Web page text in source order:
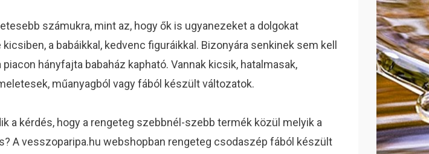
számukra, mint az, hogy ők is ugyanezeket a dolgokat
a babáikkal, kedvenc figuráikkal. Bizonyára senkinek sem kell
hányfajta babaház kapható. Vannak kicsik, hatalmasak,
műanyagból vagy fából készült változatok.
a kérdés, hogy a rengeteg szebbnél-szebb termék közül melyik a
A vesszoparipa.hu webshopban rengeteg csodaszép fából készült